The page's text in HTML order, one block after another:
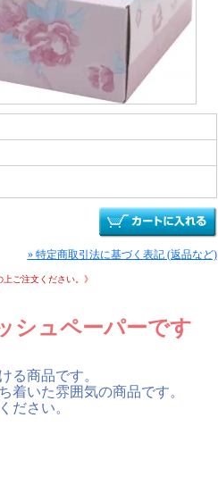
» 特定商取引法に基づく表記 (返品など)
ご注文ください。》
シュペーパーです
る商品です。
着いた雰囲気の商品です。
ださい。